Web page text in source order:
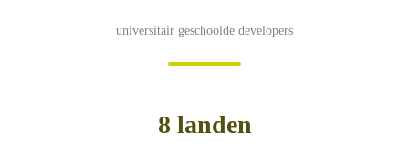
universitair geschoolde developers
8 landen